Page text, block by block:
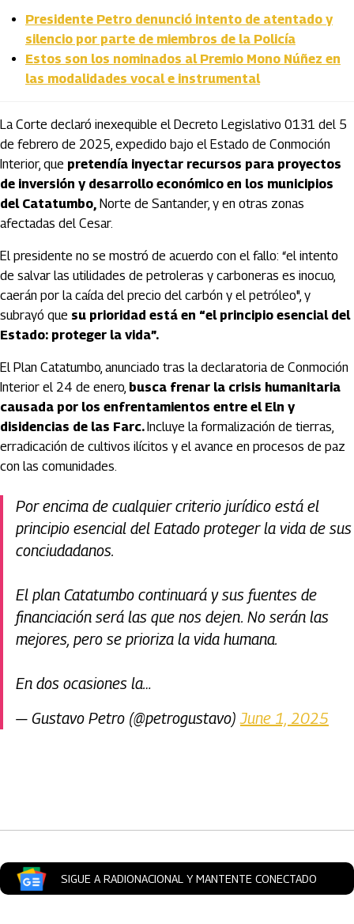
Presidente Petro denunció intento de atentado y
silencio por parte de miembros de la Policía
Estos son los nominados al Premio Mono Núñez en
las modalidades vocal e instrumental
La Corte declaró inexequible el Decreto Legislativo 0131 del 5
de febrero de 2025, expedido bajo el Estado de Conmoción
Interior, que pretendía inyectar recursos para proyectos
de inversión y desarrollo económico en los municipios
del Catatumbo, Norte de Santander, y en otras zonas
afectadas del Cesar.
El presidente no se mostró de acuerdo con el fallo: “el intento
de salvar las utilidades de petroleras y carboneras es inocuo,
caerán por la caída del precio del carbón y el petróleo", y
subrayó que su prioridad está en “el principio esencial del
Estado: proteger la vida”.
El Plan Catatumbo, anunciado tras la declaratoria de Conmoción
Interior el 24 de enero, busca frenar la crisis humanitaria
causada por los enfrentamientos entre el Eln y
disidencias de las Farc.Incluye la formalización de tierras,
erradicación de cultivos ilícitos y el avance en procesos de paz
con las comunidades.
Por encima de cualquier criterio jurídico está el
principio esencial del Eatado proteger la vida de sus
conciudadanos.
El plan Catatumbo continuará y sus fuentes de
financiación será las que nos dejen. No serán las
mejores, pero se prioriza la vida humana.
En dos ocasiones la…
— Gustavo Petro (@petrogustavo)June 1, 2025
SIGUE A RADIONACIONAL Y MANTENTE CONECTADO